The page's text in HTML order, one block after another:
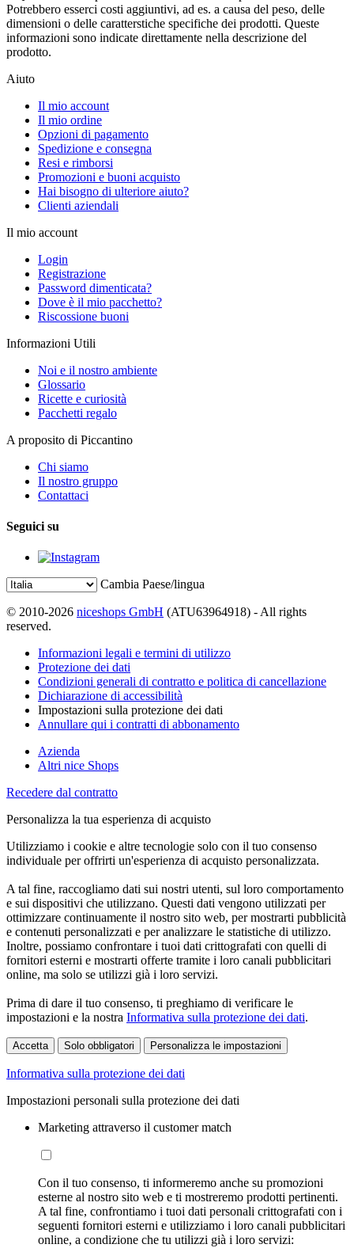
Potrebbero esserci costi aggiuntivi, ad es. a causa del peso, delle
dimensioni o delle caratterstiche specifiche dei prodotti. Queste
informazioni sono indicate direttamente nella descrizione del
prodotto.
Aiuto
Il mio account
Il mio ordine
Opzioni di pagamento
Spedizione e consegna
Resi e rimborsi
Promozioni e buoni acquisto
Hai bisogno di ulteriore aiuto?
Clienti aziendali
Il mio account
Login
Registrazione
Password dimenticata?
Dove è il mio pacchetto?
Riscossione buoni
Informazioni Utili
Noi e il nostro ambiente
Glossario
Ricette e curiosità
Pacchetti regalo
A proposito di Piccantino
Chi siamo
Il nostro gruppo
Contattaci
Seguici su
Cambia Paese/lingua
© 2010-2026 niceshops GmbH (ATU63964918) - All rights
reserved.
Informazioni legali e termini di utilizzo
Protezione dei dati
Condizioni generali di contratto e politica di cancellazione
Dichiarazione di accessibilità
Impostazioni sulla protezione dei dati
Annullare qui i contratti di abbonamento
Azienda
Altri nice Shops
Recedere dal contratto
Personalizza la tua esperienza di acquisto
Utilizziamo i cookie e altre tecnologie solo con il tuo consenso
individuale per offrirti un'esperienza di acquisto personalizzata.
A tal fine, raccogliamo dati sui nostri utenti, sul loro comportamento
e sui dispositivi che utilizzano. Questi dati vengono utilizzati per
ottimizzare continuamente il nostro sito web, per mostrarti pubblicità
e contenuti personalizzati e per analizzare le statistiche di utilizzo.
Inoltre, possiamo confrontare i tuoi dati crittografati con quelli di
fornitori esterni e mostrarti offerte tramite i loro canali pubblicitari
online, ma solo se utilizzi già i loro servizi.
Prima di dare il tuo consenso, ti preghiamo di verificare le
impostazioni e la nostra Informativa sulla protezione dei dati.
Accetta Solo obbligatori Personalizza le impostazioni
Informativa sulla protezione dei dati
Impostazioni personali sulla protezione dei dati
Marketing attraverso il customer match
Con il tuo consenso, ti informeremo anche su promozioni
esterne al nostro sito web e ti mostreremo prodotti pertinenti.
A tal fine, confrontiamo i tuoi dati personali crittografati con i
seguenti fornitori esterni e utilizziamo i loro canali pubblicitari
online, a condizione che tu utilizzi già i loro servizi: